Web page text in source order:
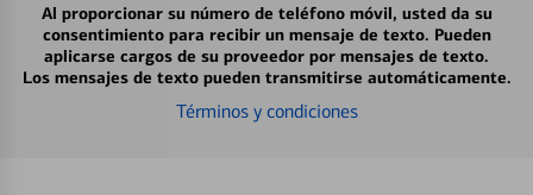
Al proporcionar su número de teléfono móvil, usted da su
consentimiento para recibir un mensaje de texto. Pueden
aplicarse cargos de su proveedor por mensajes de texto.
Los mensajes de texto pueden transmitirse automáticamente.
Términos y condiciones